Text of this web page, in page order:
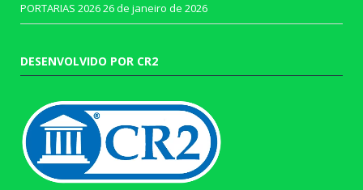
PORTARIAS 202626 de janeiro de 2026
DESENVOLVIDO POR CR2